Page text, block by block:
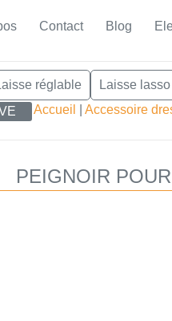
Contact Blog
réglable Laisse lasso
Accueil Accessoire
PEIGNOIR